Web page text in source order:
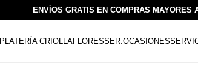
ENVÍOS GRATIS EN COMPRAS MAYORES
PLATERÍA CRIOLLAFLORESSER.OCASIONES